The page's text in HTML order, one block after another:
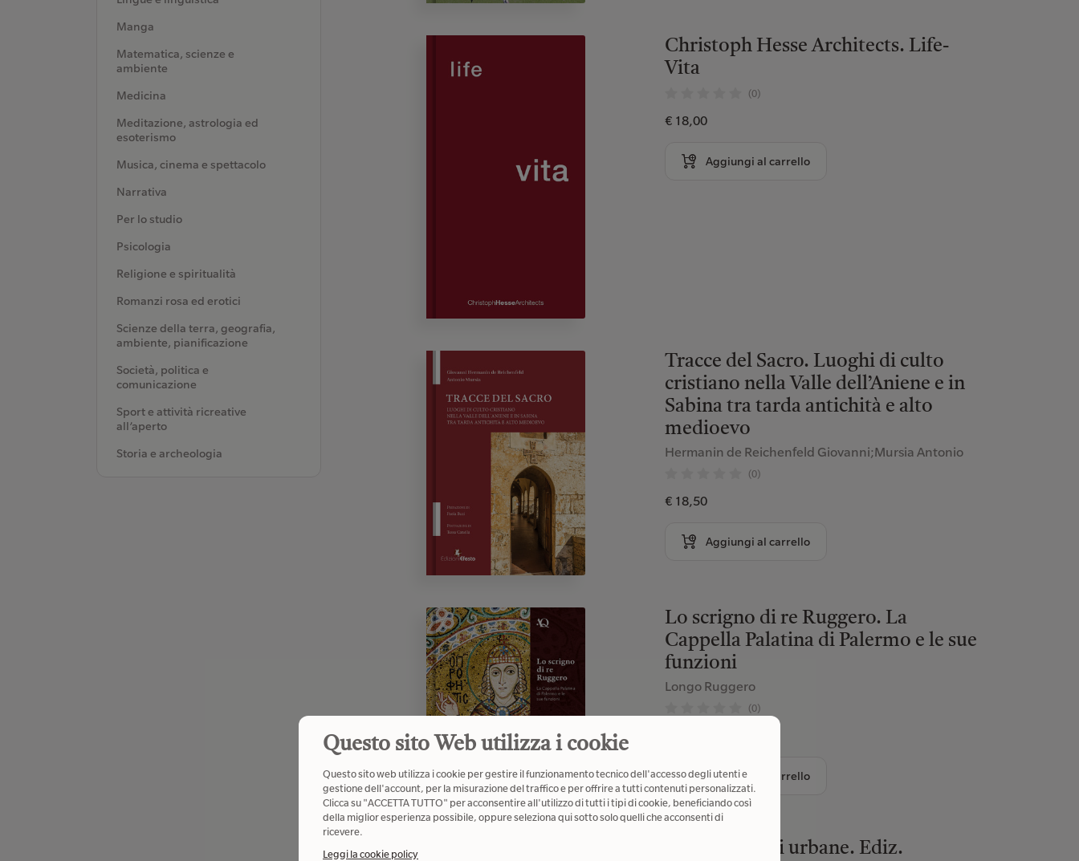
Manga
Matematica, scienze e
ambiente
Medicina
Meditazione, astrologia ed
esoterismo
Musica, cinema e spettacolo
Narrativa
Per lo studio
Psicologia
Religione e spiritualità
Romanzi rosa ed erotici
Scienze della terra, geografia,
ambiente, pianificazione
Società, politica e
comunicazione
Sport e attività ricreative
all’aperto
Storia e archeologia
Christoph Hesse Architects. Life-
Vita
(0)
€ 18,00
Aggiungi al carrello
Tracce del Sacro. Luoghi di culto
cristiano nella Valle dell’Aniene e in
Sabina tra tarda antichità e alto
medioevo
Hermanin de Reichenfeld Giovanni;Mursia Antonio
(0)
€ 18,50
Aggiungi al carrello
Lo scrigno di re Ruggero. La
Cappella Palatina di Palermo e le sue
funzioni
Longo Ruggero
(0)
Aggiungi al carrello
Torino visioni urbane. Ediz.
Questo sito Web utilizza i cookie
Questo sito web utilizza i cookie per gestire il funzionamento tecnico dell'accesso degli utenti e
gestione dell'account, per la misurazione del traffico e per offrire a tutti contenuti personalizzati.
Clicca su "ACCETTA TUTTO" per acconsentire all'utilizzo di tutti i tipi di cookie, beneficiando così
della miglior esperienza possibile, oppure seleziona qui sotto solo quelli che acconsenti di
ricevere.
Leggi la cookie policy